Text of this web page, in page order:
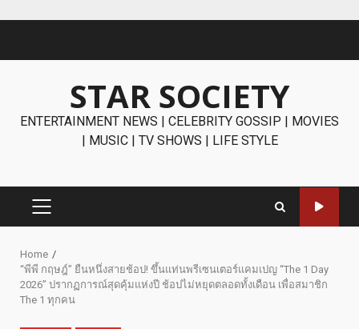
STAR SOCIETY
ENTERTAINMENT NEWS | CELEBRITY GOSSIP | MOVIES
| MUSIC | TV SHOWS | LIFE STYLE
PRIMARY
Home
“พีพี กฤษฎ์” ยืนหนึ่งสายช้อป! ขึ้นแท่นพรีเซนเตอร์แคมเปญ “The 1 Day
2026” ปรากฏการณ์สุดคุ้มแห่งปี ช้อปไม่หยุดตลอดทั้งเดือน เพื่อสมาชิก
The 1 ทุกคน